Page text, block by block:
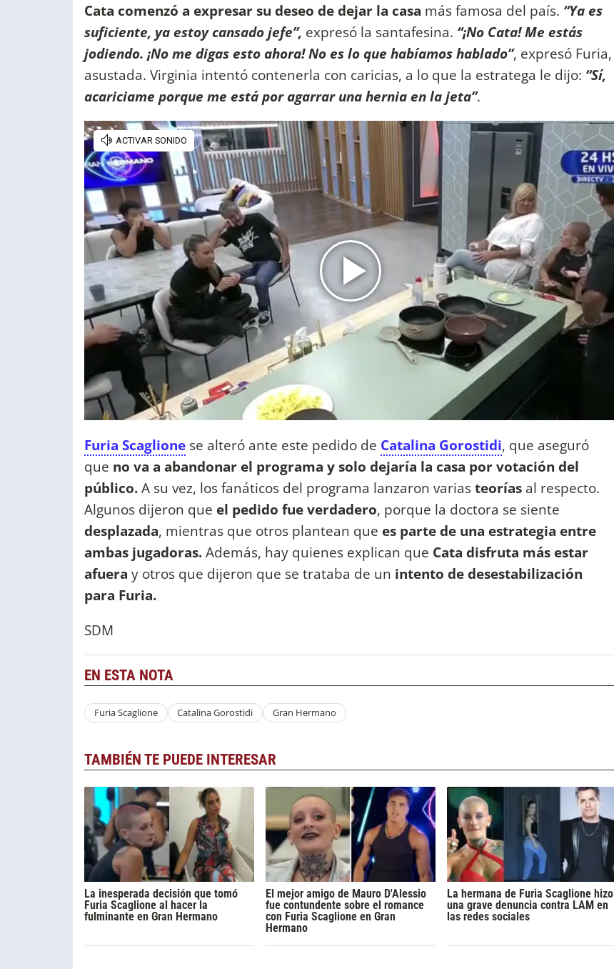
Cata comenzó a expresar su deseo de dejar la casa más famosa del país. “Ya es
suficiente, ya estoy cansado jefe”, expresó la santafesina. “¡No Cata! Me estás
jodiendo. ¡No me digas esto ahora! No es lo que habíamos hablado”, expresó Furia,
asustada. Virginia intentó contenerla con caricias, a lo que la estratega le dijo: “Sí,
acariciame porque me está por agarrar una hernia en la jeta”.
Furia Scaglione se alteró ante este pedido de Catalina Gorostidi, que aseguró
que no va a abandonar el programa y solo dejaría la casa por votación del
público.A su vez, los fanáticos del programa lanzaron variasteorías al respecto.
Algunos dijeron que el pedido fue verdadero, porque la doctora se siente
desplazada, mientras que otros plantean que es parte de una estrategia entre
ambas jugadoras.Además, hay quienes explican que Cata disfruta más estar
afuera y otros que dijeron que se trataba de un intento de desestabilización
para Furia.
SDM
EN ESTA NOTA
Furia Scaglione Catalina Gorostidi Gran Hermano
TAMBIÉN TE PUEDE INTERESAR
La inesperada decisión que tomó
Furia Scaglione al hacer la
fulminante en Gran Hermano
El mejor amigo de Mauro D'Alessio
fue contundente sobre el romance
con Furia Scaglione en Gran
Hermano
La hermana de Furia Scaglione hizo
una grave denuncia contra LAM en
las redes sociales